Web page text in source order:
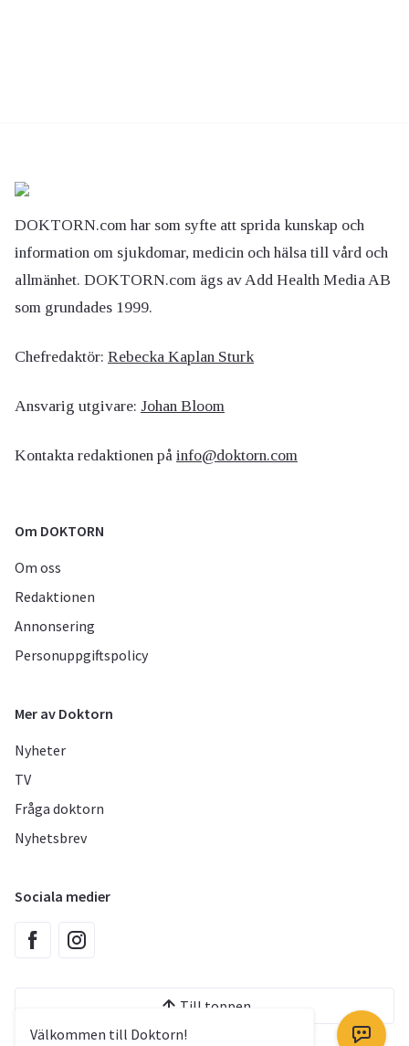
Välkommen till Doktorn!
DOKTORN.com har som syfte att sprida kunskap och
information om sjukdomar, medicin och hälsa till vård och
allmänhet. DOKTORN.com ägs av Add Health Media AB
som grundades 1999.
Chefredaktör: Rebecka Kaplan Sturk
Ansvarig utgivare: Johan Bloom
Kontakta redaktionen på info@doktorn.com
Om DOKTORN
Om oss
Redaktionen
Annonsering
Personuppgiftspolicy
Mer av Doktorn
Nyheter
TV
Fråga doktorn
Nyhetsbrev
Sociala medier
Till toppen